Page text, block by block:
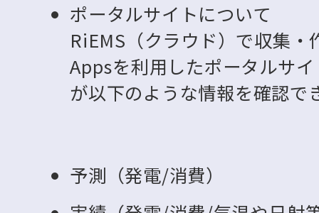
ポータルサイトについて
RiEMS（クラウド）で収集
Appsを利用したポータルサ
が以下のような情報を確認で
予測（発電/消費）